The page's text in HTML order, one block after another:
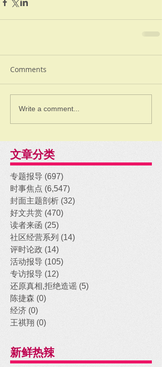
Comments
Write a comment...
文章分类
专题报导 (697)
时事焦点 (6,547)
封面主题剖析 (32)
好文共赏 (470)
读者来函 (25)
社区经营系列 (14)
评时论政 (14)
活动报导 (105)
专访报导 (12)
还原真相,拒绝造谣 (5)
陈捷森 (0)
经济 (0)
王祺翔 (0)
新鲜热辣